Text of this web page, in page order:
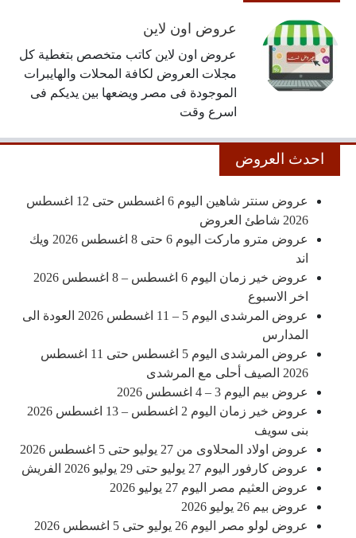
عروض اون لاين
عروض اون لاين كاتب متخصص بتغطية كل
مجلات العروض لكافة المحلات والهايبرات
الموجودة فى مصر ويضعها بين يديكم فى
اسرع وقت
احدث العروض
عروض سنتر شاهين اليوم 6 اغسطس حتى 12 اغسطس
2026 شاطئ العروض
عروض مترو ماركت اليوم 6 حتى 8 اغسطس 2026 ويك
اند
عروض خير زمان اليوم 6 اغسطس – 8 اغسطس 2026
اخر الاسبوع
عروض المرشدى اليوم 5 – 11 اغسطس 2026 العودة الى
المدارس
عروض المرشدى اليوم 5 اغسطس حتى 11 اغسطس
2026 الصيف أحلى مع المرشدى
عروض بيم اليوم 3 – 4 اغسطس 2026
عروض خير زمان اليوم 2 اغسطس – 13 اغسطس 2026
بنى سويف
عروض اولاد المحلاوى من 27 يوليو حتى 5 اغسطس 2026
عروض كارفور اليوم 27 يوليو حتى 29 يوليو 2026 الفريش
عروض العثيم مصر اليوم 27 يوليو 2026
عروض بيم 26 يوليو 2026
عروض لولو مصر اليوم 26 يوليو حتى 5 اغسطس 2026